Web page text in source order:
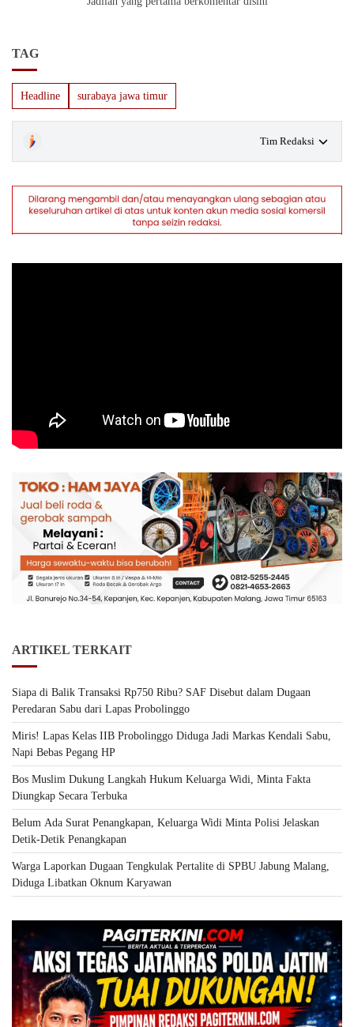
TAG
Headline surabaya jawa timur
Tim Redaksi
ARTIKEL TERKAIT
Siapa di Balik Transaksi Rp750 Ribu? SAF Disebut dalam Dugaan
Peredaran Sabu dari Lapas Probolinggo
Miris! Lapas Kelas IIB Probolinggo Diduga Jadi Markas Kendali Sabu,
Napi Bebas Pegang HP
Bos Muslim Dukung Langkah Hukum Keluarga Widi, Minta Fakta
Diungkap Secara Terbuka
Belum Ada Surat Penangkapan, Keluarga Widi Minta Polisi Jelaskan
Detik-Detik Penangkapan
Warga Laporkan Dugaan Tengkulak Pertalite di SPBU Jabung Malang,
Diduga Libatkan Oknum Karyawan